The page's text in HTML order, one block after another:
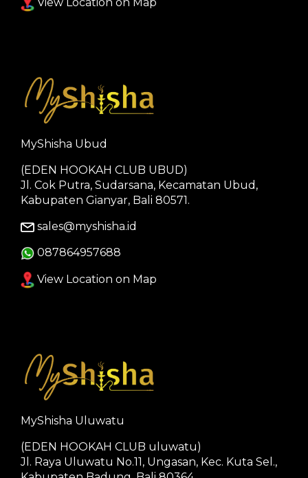
MyShisha Ubud
(EDEN HOOKAH CLUB UBUD)
Jl. Cok Putra, Sudarsana, Kecamatan Ubud,
Kabupaten Gianyar, Bali 80571.
sales@myshisha.id
087864957688
View Location on Map
MyShisha Uluwatu
(EDEN HOOKAH CLUB uluwatu)
Jl. Raya Uluwatu No.11, Ungasan, Kec. Kuta Sel.,